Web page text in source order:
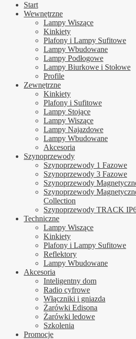
Start
Wewnętrzne
Lampy Wiszące
Kinkiety
Plafony i Lampy Sufitowe
Lampy Wbudowane
Lampy Podłogowe
Lampy Biurkowe i Stołowe
Profile
Zewnętrzne
Kinkiety
Plafony i Sufitowe
Lampy Stojące
Lampy Wiszące
Lampy Najazdowe
Lampy Wbudowane
Akcesoria
Szynoprzewody
Szynoprzewody 1 Fazowe
Szynoprzewody 3 Fazowe
Szynoprzewody
Szynoprzewody
Collection
Szynoprzewody TRACK
Techniczne
Lampy Wiszące
Kinkiety
Plafony i Lampy Sufitowe
Reflektory
Lampy Wbudowane
Akcesoria
Inteligentny dom
Radio cyfrowe
Włączniki i gniazda
Żarówki Edisona
Żarówki ledowe
Szkolenia
Promocje